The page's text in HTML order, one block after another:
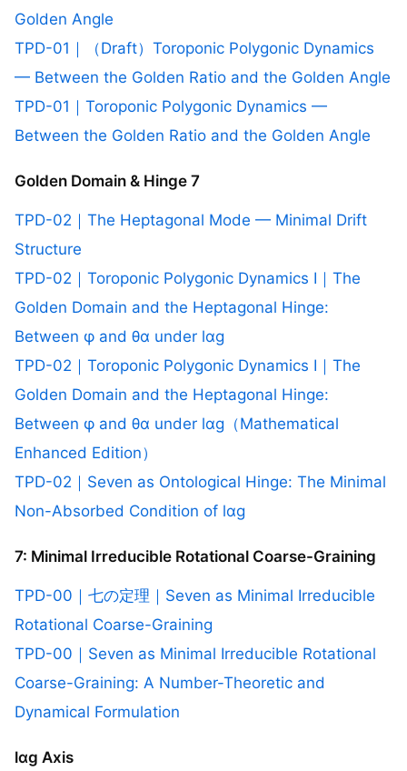
Golden Angle
TPD-01｜（Draft）Toroponic Polygonic Dynamics
— Between the Golden Ratio and the Golden Angle
TPD-01｜Toroponic Polygonic Dynamics —
Between the Golden Ratio and the Golden Angle
Golden Domain & Hinge 7
TPD-02｜The Heptagonal Mode — Minimal Drift
Structure
TPD-02｜Toroponic Polygonic Dynamics I｜The
Golden Domain and the Heptagonal Hinge:
Between φ and θα under lαg
TPD-02｜Toroponic Polygonic Dynamics I｜The
Golden Domain and the Heptagonal Hinge:
Between φ and θα under lαg（Mathematical
Enhanced Edition）
TPD-02｜Seven as Ontological Hinge: The Minimal
Non-Absorbed Condition of lαg
7: Minimal Irreducible Rotational Coarse-Graining
TPD-00｜七の定理｜Seven as Minimal Irreducible
Rotational Coarse-Graining
TPD-00｜Seven as Minimal Irreducible Rotational
Coarse-Graining: A Number-Theoretic and
Dynamical Formulation
lαg Axis